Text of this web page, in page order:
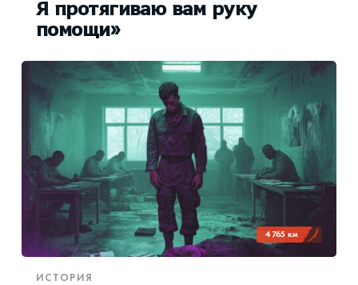
Я протягиваю вам руку
помощи»
4 765 км
ИСТОРИЯ